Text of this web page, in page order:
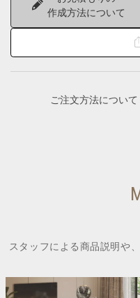
作成方法について
ご注文方法について
スタッフによる商品説明や